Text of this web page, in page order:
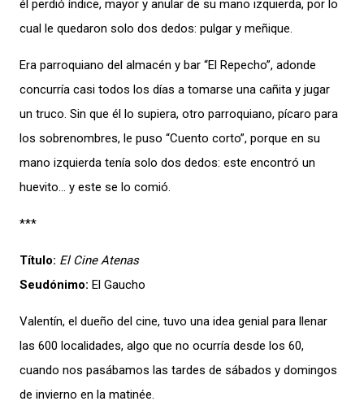
él perdió índice, mayor y anular de su mano izquierda, por lo
cual le quedaron solo dos dedos: pulgar y meñique.
Era parroquiano del almacén y bar “El Repecho”, adonde
concurría casi todos los días a tomarse una cañita y jugar
un truco. Sin que él lo supiera, otro parroquiano, pícaro para
los sobrenombres, le puso “Cuento corto”, porque en su
mano izquierda tenía solo dos dedos: este encontró un
huevito… y este se lo comió.
***
Título: El Cine Atenas
Seudónimo: El Gaucho
Valentín, el dueño del cine, tuvo una idea genial para llenar
las 600 localidades, algo que no ocurría desde los 60,
cuando nos pasábamos las tardes de sábados y domingos
de invierno en la matinée.